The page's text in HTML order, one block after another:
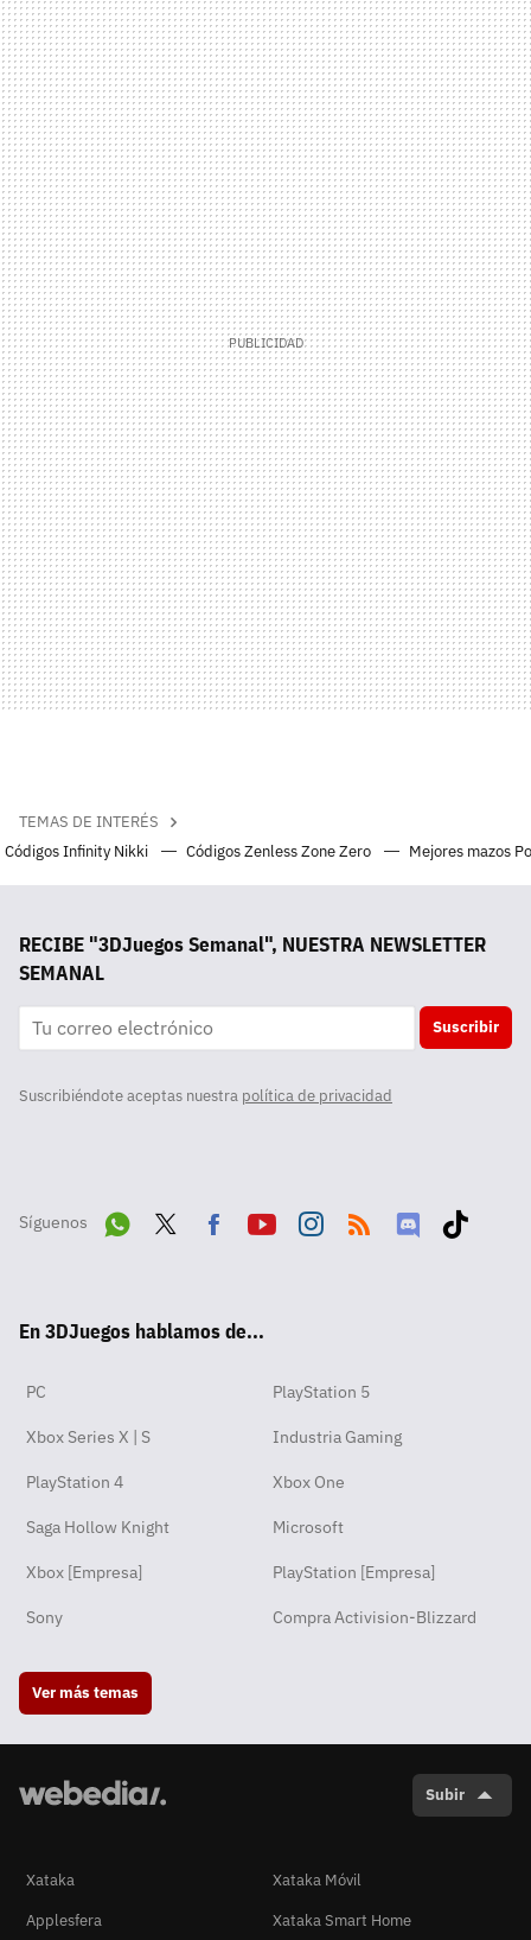
TEMAS DE INTERÉS
Códigos Infinity Nikki
Códigos Zenless Zone Zero Mejores mazos
RECIBE "3DJuegos Semanal", NUESTRA NEWSLETTER
SEMANAL
Suscribir
Suscribiéndote aceptas nuestra política de privacidad
Síguenos
pp
ok
En 3DJuegos hablamos de...
PC PlayStation 5
Xbox Series X | S Industria Gaming
PlayStation 4 Xbox One
Saga Hollow Knight Microsoft
Xbox [Empresa] PlayStation [Empresa]
Sony Compra Activision-Blizzard
Ver más temas
Subir
Xataka
Xataka Móvil
Applesfera
Xataka Smart Home